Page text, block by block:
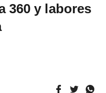
360 y labores